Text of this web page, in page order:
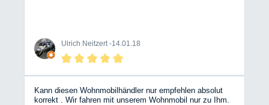
Ulrich Neitzert -14.01.18
Kann diesen Wohnmobilhändler nur empfehlen absolut
korrekt . Wir fahren mit unserem Wohnmobil nur zu Ihm.